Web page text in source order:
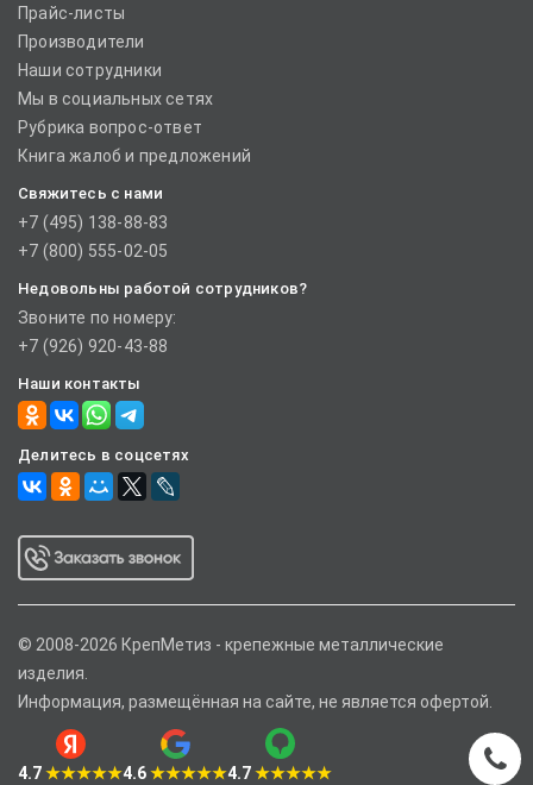
Прайс-листы
Производители
Наши сотрудники
Мы в социальных сетях
Рубрика вопрос-ответ
Книга жалоб и предложений
Свяжитесь с нами
+7 (495) 138-88-83
+7 (800) 555-02-05
Недовольны работой сотрудников?
Звоните по номеру:
+7 (926) 920-43-88
Наши контакты
Делитесь в соцсетях
© 2008-2026 КрепМетиз - крепежные металлические
изделия.
Информация, размещённая на сайте, не является офертой.
4.7★★★★★4.6★★★★★4.7★★★★★